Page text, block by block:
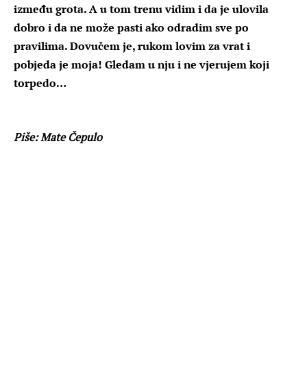
između grota. A u tom trenu vidim i da je ulovila
dobro i da ne može pasti ako odradim sve po
pravilima. Dovučem je, rukom lovim za vrat i
pobjeda je moja! Gledam u nju i ne vjerujem koji
torpedo…
Piše: Mate Čepulo